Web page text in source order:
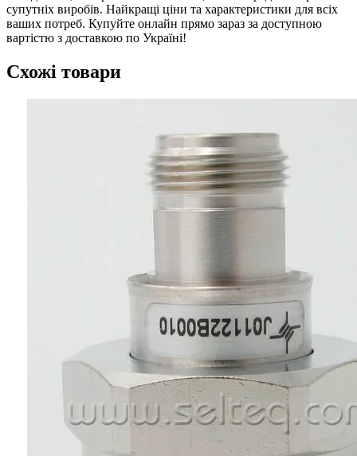
супутніх виробів. Найкращі ціни та характеристики для всіх
ваших потреб. Купуйте онлайн прямо зараз за доступною
вартістю з доставкою по Україні!
Схожі товари